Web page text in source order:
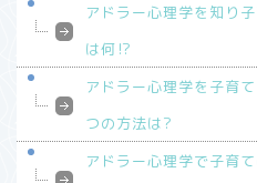
アドラー心理学を知り
は何⁉︎
アドラー心理学を子育
つの方法は?
アドラー心理学で子育